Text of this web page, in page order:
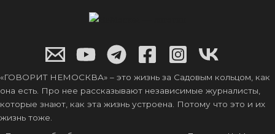
«ГОВОРИТ НЕМОСКВА» – это жизнь за Садовым кольцом, как
она есть. Про нее рассказывают независимые журналисты,
которые знают, как эта жизнь устроена. Потому что это и их
жизнь тоже.